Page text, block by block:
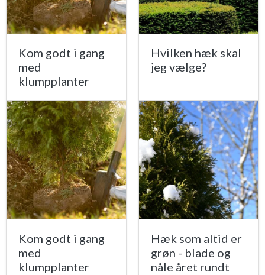
Kom godt i gang
med
klumpplanter
Hvilken hæk skal
jeg vælge?
Kom godt i gang
med
klumpplanter
Hæk som altid er
grøn - blade og
nåle året rundt